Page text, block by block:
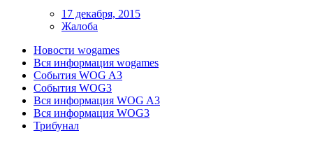
17 декабря, 2015
Жалоба
Новости wogames
Вся информация wogames
События WOG A3
События WOG3
Вся информация WOG A3
Вся информация WOG3
Трибунал